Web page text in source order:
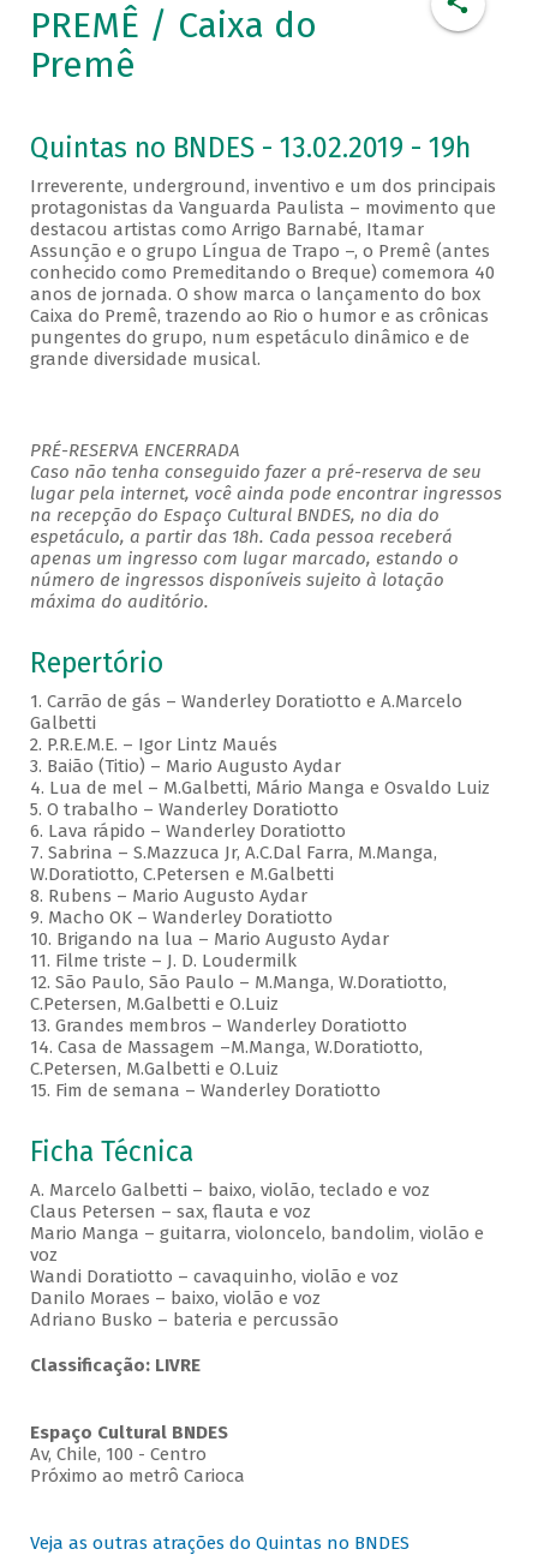
PREMÊ / Caixa do
Premê
Quintas no BNDES - 13.02.2019 - 19h
Irreverente, underground, inventivo e um dos principais
protagonistas da Vanguarda Paulista – movimento que
destacou artistas como Arrigo Barnabé, Itamar
Assunção e o grupo Língua de Trapo –, o Premê (antes
conhecido como Premeditando o Breque) comemora 40
anos de jornada. O show marca o lançamento do box
Caixa do Premê, trazendo ao Rio o humor e as crônicas
pungentes do grupo, num espetáculo dinâmico e de
grande diversidade musical.
PRÉ-RESERVA ENCERRADA
Caso não tenha conseguido fazer a pré-reserva de seu
lugar pela internet, você ainda pode encontrar ingressos
na recepção do Espaço Cultural BNDES, no dia do
espetáculo, a partir das 18h. Cada pessoa receberá
apenas um ingresso com lugar marcado, estando o
número de ingressos disponíveis sujeito à lotação
máxima do auditório.
Repertório
1. Carrão de gás – Wanderley Doratiotto e A.Marcelo
Galbetti
2. P.R.E.M.E. – Igor Lintz Maués
3. Baião (Titio) – Mario Augusto Aydar
4. Lua de mel – M.Galbetti, Mário Manga e Osvaldo Luiz
5. O trabalho – Wanderley Doratiotto
6. Lava rápido – Wanderley Doratiotto
7. Sabrina – S.Mazzuca Jr, A.C.Dal Farra, M.Manga,
W.Doratiotto, C.Petersen e M.Galbetti
8. Rubens – Mario Augusto Aydar
9. Macho OK – Wanderley Doratiotto
10. Brigando na lua – Mario Augusto Aydar
11. Filme triste – J. D. Loudermilk
12. São Paulo, São Paulo – M.Manga, W.Doratiotto,
C.Petersen, M.Galbetti e O.Luiz
13. Grandes membros – Wanderley Doratiotto
14. Casa de Massagem –M.Manga, W.Doratiotto,
C.Petersen, M.Galbetti e O.Luiz
15. Fim de semana – Wanderley Doratiotto
Ficha Técnica
A. Marcelo Galbetti – baixo, violão, teclado e voz
Claus Petersen – sax, flauta e voz
Mario Manga – guitarra, violoncelo, bandolim, violão e
voz
Wandi Doratiotto – cavaquinho, violão e voz
Danilo Moraes – baixo, violão e voz
Adriano Busko – bateria e percussão
Classificação: LIVRE
Espaço Cultural BNDES
Av, Chile, 100 - Centro
Próximo ao metrô Carioca
Veja as outras atrações do Quintas no BNDES